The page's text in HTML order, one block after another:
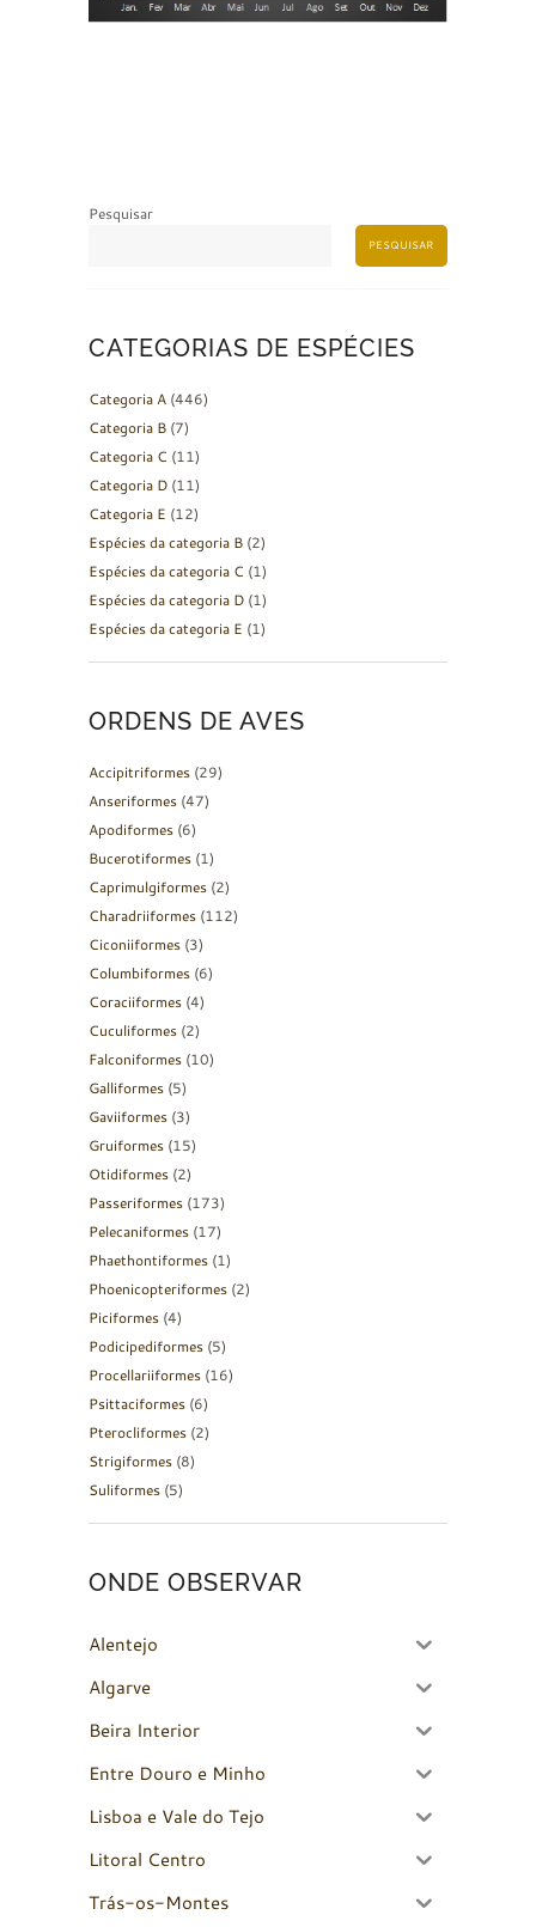
Pesquisar
PESQUISAR
CATEGORIAS DE ESPÉCIES
Categoria A (446)
Categoria B (7)
Categoria C (11)
Categoria D (11)
Categoria E (12)
Espécies da categoria B (2)
Espécies da categoria C (1)
Espécies da categoria D (1)
Espécies da categoria E (1)
ORDENS DE AVES
Accipitriformes (29)
Anseriformes (47)
Apodiformes (6)
Bucerotiformes (1)
Caprimulgiformes (2)
Charadriiformes (112)
Ciconiiformes (3)
Columbiformes (6)
Coraciiformes (4)
Cuculiformes (2)
Falconiformes (10)
Galliformes (5)
Gaviiformes (3)
Gruiformes (15)
Otidiformes (2)
Passeriformes (173)
Pelecaniformes (17)
Phaethontiformes (1)
Phoenicopteriformes (2)
Piciformes (4)
Podicipediformes (5)
Procellariiformes (16)
Psittaciformes (6)
Pterocliformes (2)
Strigiformes (8)
Suliformes (5)
ONDE OBSERVAR
Alentejo
Algarve
Beira Interior
Entre Douro e Minho
Lisboa e Vale do Tejo
Litoral Centro
Trás-os-Montes